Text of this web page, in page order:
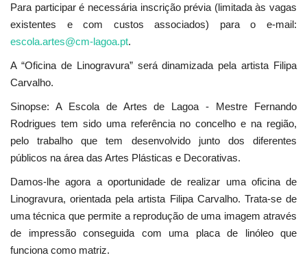
Para participar é necessária inscrição prévia (limitada às vagas
existentes e com custos associados) para o e-mail:
escola.artes@cm-lagoa.pt.
A “Oficina de Linogravura” será dinamizada pela artista Filipa
Carvalho.
Sinopse: A Escola de Artes de Lagoa - Mestre Fernando
Rodrigues tem sido uma referência no concelho e na região,
pelo trabalho que tem desenvolvido junto dos diferentes
públicos na área das Artes Plásticas e Decorativas.
Damos-lhe agora a oportunidade de realizar uma oficina de
Linogravura, orientada pela artista Filipa Carvalho. Trata-se de
uma técnica que permite a reprodução de uma imagem através
de impressão conseguida com uma placa de linóleo que
funciona como matriz.